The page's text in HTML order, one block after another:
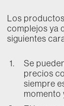
Los
complejos ya
siguientes
Se
precios
siempre
momento